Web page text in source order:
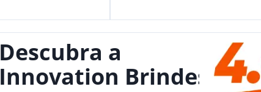
Descubra a
Innovation Brindes